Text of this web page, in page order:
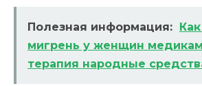
Полезная информация:
мигрень у женщин
терапия народные